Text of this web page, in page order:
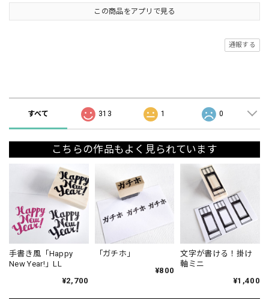
この商品をアプリで見る
通報する
すべて 313 1 0
こちらの作品もよく見られています
手書き風「Happy
New Year!」LL
¥2,700
「ガチホ」
¥800
文字が書ける！掛け
軸ミニ
¥1,400